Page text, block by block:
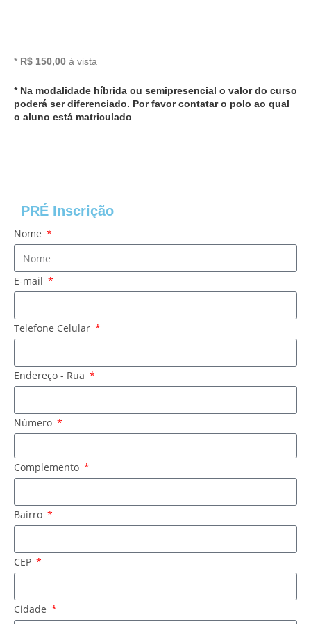
* R$ 150,00 à vista
* Na modalidade híbrida ou semipresencial o valor do curso
poderá ser diferenciado. Por favor contatar o polo ao qual
o aluno está matriculado
PRÉ Inscrição
Nome
E-mail
Telefone Celular
Endereço - Rua
Número
Complemento
Bairro
CEP
Cidade